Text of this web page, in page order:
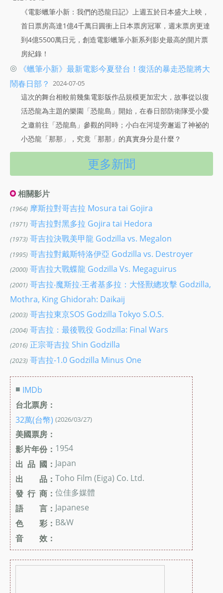
《電影蠟筆小新：我們的恐龍日記》上週五於日本盛大上映，
首日票房高達1億4千萬日圓衝上日本票房冠軍，週末票房更達
到4億5500萬日元，創造電影蠟筆小新系列影史最高的開片票
房紀錄！
◎
《蠟筆小新》最新電影今夏登台！復活的暴走恐龍將大
鬧春日部？ 2024-07-05
這次的舞台相較前幾集電影版作品規模更加宏大，故事從以復
活恐龍為主題的樂園「恐龍島」開始，在春日部防衛隊受小愛
之邀前往「恐龍島」參觀的同時；小白在河堤旁邂逅了神祕的
小恐龍「那那」，究竟「那那」的真實身分是什麼？
更多新聞
相關影片
(1964) 摩斯拉對哥吉拉 Mosura tai Gojira
(1971) 哥吉拉對黑多拉 Gojira tai Hedora
(1973) 哥吉拉決戰美甲龍 Godzilla vs. Megalon
(1995) 哥吉拉對戴斯特洛伊亞 Godzilla vs. Destroyer
(2000) 哥吉拉大戰蝶龍 Godzilla Vs. Megaguirus
(2001) 哥吉拉‧魔斯拉‧王者基多拉：大怪獸總攻擊 Godzilla,
Mothra, King Ghidorah: Daikaij
(2003) 哥吉拉東京SOS Godzilla Tokyo S.O.S.
(2004) 哥吉拉：最後戰役 Godzilla: Final Wars
(2016) 正宗哥吉拉 Shin Godzilla
(2023) 哥吉拉-1.0 Godzilla Minus One
■ IMDb
台北票房：
32萬(台幣) (2026/03/27)
美國票房：
影片年份： 1954
出 品 國：Japan
出 品： Toho Film (Eiga) Co. Ltd.
發 行 商： 位佳多媒體
語 言：Japanese
色 彩： B&W
音 效：